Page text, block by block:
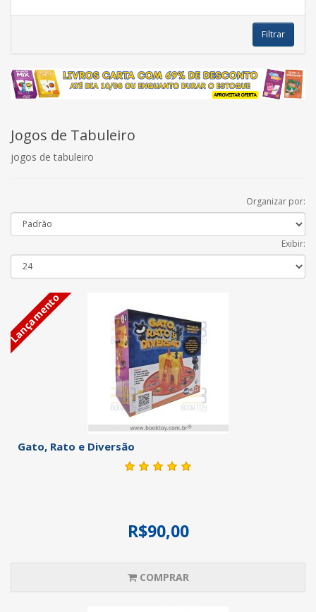
Filtrar
Jogos de Tabuleiro
jogos de tabuleiro
Organizar por:
Exibir:
Lançamento
Gato, Rato e Diversão
R$90,00
COMPRAR